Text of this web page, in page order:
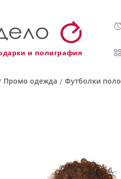
и полиграфия
Промо одежда / Футболки поло